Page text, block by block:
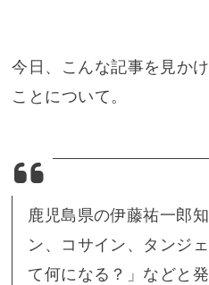
今日、こんな記事を見か
ことについて。
鹿児島県の伊藤祐一郎
ン、コサイン、タンジ
て何になる？」などと発